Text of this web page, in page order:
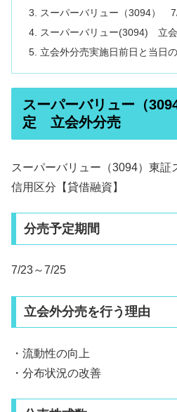
スーパーバリュー（3094）
スーパーバリュー(3094) 立
立会外分売実施日前日と当日
スーパーバリュー（
定 立会外分売
スーパーバリュー（3094）東証
信用区分【貸借融資】
分売予定期間
7/23～7/25
立会外分売を行う理由
・流動性の向上
・分布状況の改善